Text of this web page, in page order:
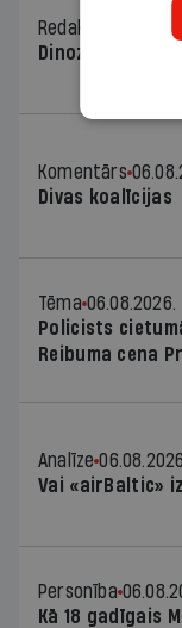
Redaktores sleja
Dinozaura triks
Komentārs
Divas koalīcijas
Tēma 06.08.2026.
Policists
Reibuma cena
Analīze
Vai «airBaltic»
Personība
Kā 18 gadīgais